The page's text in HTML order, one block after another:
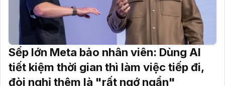
Sếp lớn Meta bảo nhân viên: Dùng AI
tiết kiệm thời gian thì làm việc tiếp đi,
đòi nghỉ thêm là "rất ngớ ngẩn"